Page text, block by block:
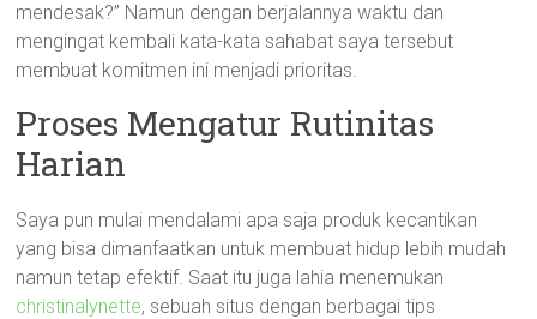
mendesak?” Namun dengan berjalannya waktu dan
mengingat kembali kata-kata sahabat saya tersebut
membuat komitmen ini menjadi prioritas.
Proses Mengatur Rutinitas
Harian
Saya pun mulai mendalami apa saja produk kecantikan
yang bisa dimanfaatkan untuk membuat hidup lebih mudah
namun tetap efektif. Saat itu juga lahia menemukan
christinalynette, sebuah situs dengan berbagai tips